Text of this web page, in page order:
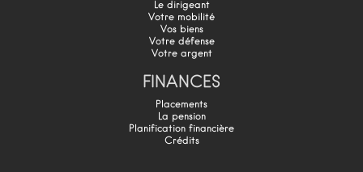
Le dirigeant
Votre mobilité
Vos biens
Votre défense
Votre argent
FINANCES
Placements
La pension
Planification financière
Crédits